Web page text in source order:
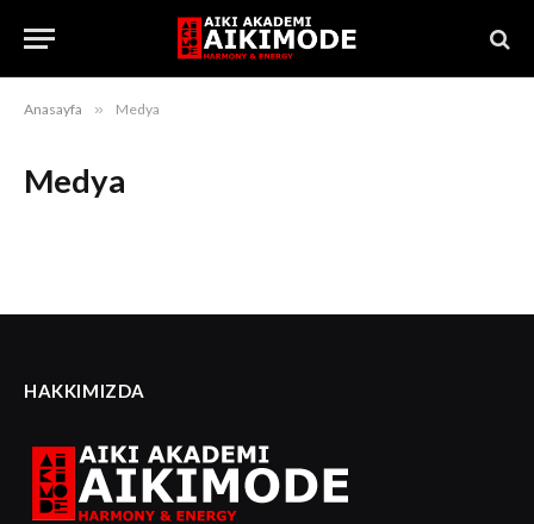
Anasayfa » Medya
Medya
HAKKIMIZDA